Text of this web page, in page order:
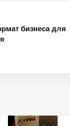
бизнеса для